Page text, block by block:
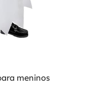
meninos